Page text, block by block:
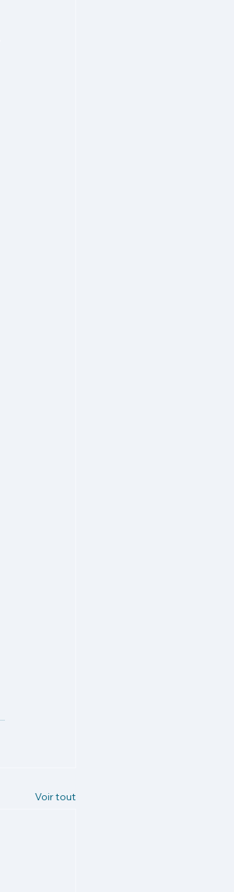
Voir tout